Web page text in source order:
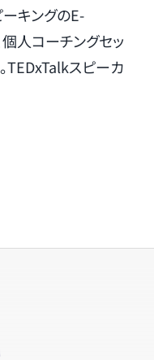
キングのE-
人コーチングセッ
TEDxTalkスピーカ